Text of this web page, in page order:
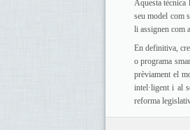
Aquesta
seu model com
li assignen com
En definitiva,
o programa
prèviament el
intel·ligent i al
reforma